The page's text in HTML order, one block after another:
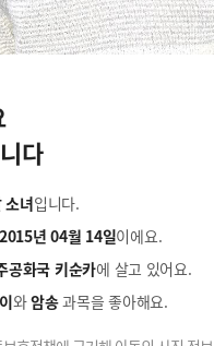
다
소녀입니다.
2015년 04월 14일이에요.
공화국 키순카에 살고 있어요.
와암송과목을 좋아해요.